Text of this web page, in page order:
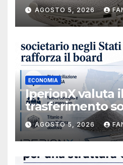
AGOSTO 5, 2026
ECONOMIA
IperionX valuta
trasferimento
Stati Uniti e
ha nominato
Loparco
indipendente
AGOSTO 5, 2026